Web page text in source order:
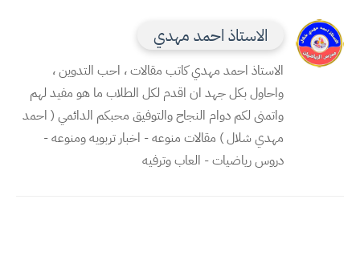
الاستاذ احمد مهدي
الاستاذ احمد مهدي كاتب مقالات ، احب التدوين ،
واحاول بكل جهد ان اقدم لكل الطلاب ما هو مفيد لهم
واتمنى لكم دوام النجاح والتوفيق محبكم الدائمي ( احمد
مهدي شلال ) مقالات منوعه - اخبار تربويه ومنوعه -
دروس رياضيات - العاب وترفيه